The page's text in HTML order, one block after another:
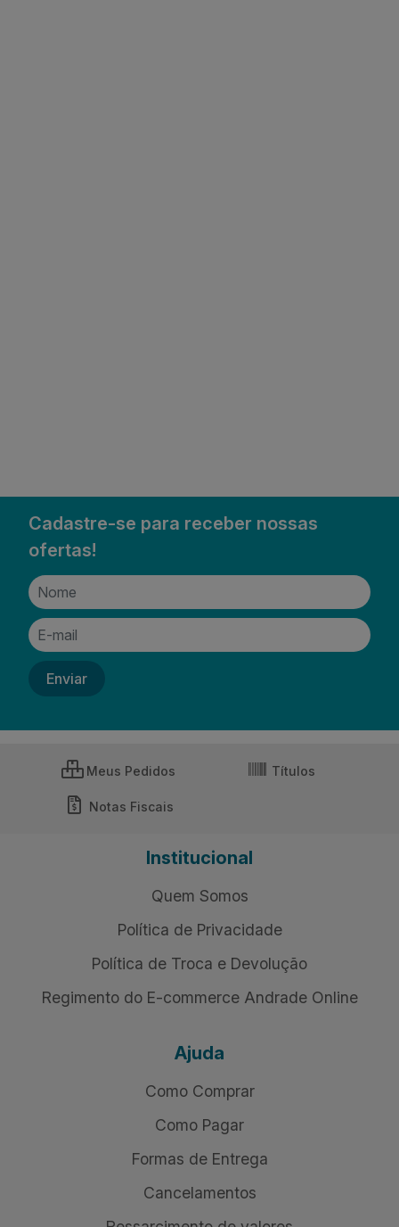
Cadastre-se para receber nossas
ofertas!
Meus Pedidos Títulos
Notas Fiscais
Institucional
Quem Somos
Política de Privacidade
Política de Troca e Devolução
Regimento do E-commerce Andrade Online
Ajuda
Como Comprar
Como Pagar
Formas de Entrega
Cancelamentos